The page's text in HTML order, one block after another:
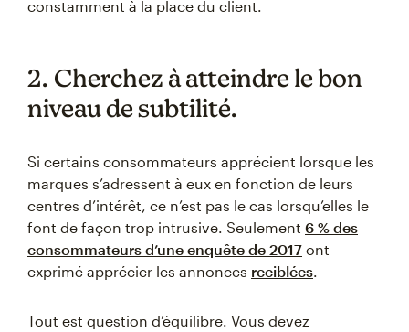
constamment à la place du client.
2. Cherchez à atteindre le bon
niveau de subtilité.
Si certains consommateurs apprécient lorsque les
marques s’adressent à eux en fonction de leurs
centres d’intérêt, ce n’est pas le cas lorsqu’elles le
font de façon trop intrusive. Seulement 6 % des
consommateurs d’une enquête de 2017 ont
exprimé apprécier les annonces reciblées
Tout est question d’équilibre. Vous devez